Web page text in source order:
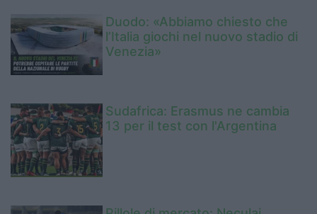
Duodo: «Abbiamo chiesto che
l’Italia giochi nel nuovo stadio di
Venezia»
Sudafrica: Erasmus ne cambia
13 per il test con l'Argentina